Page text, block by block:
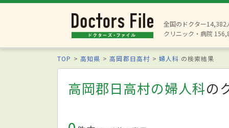
全国のドクター14,382
クリニック・病院
TOP 高知県 高岡郡日高村 婦人科 の検索結果
高岡郡日高村の婦人科の